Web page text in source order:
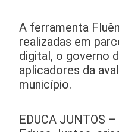
A ferramenta
realizadas em
digital, o governo
aplicadores da
município.
EDUCA JUNTOS